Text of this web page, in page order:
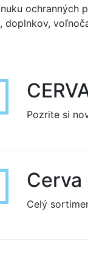
doplnkov,
Pozrite si
Celý